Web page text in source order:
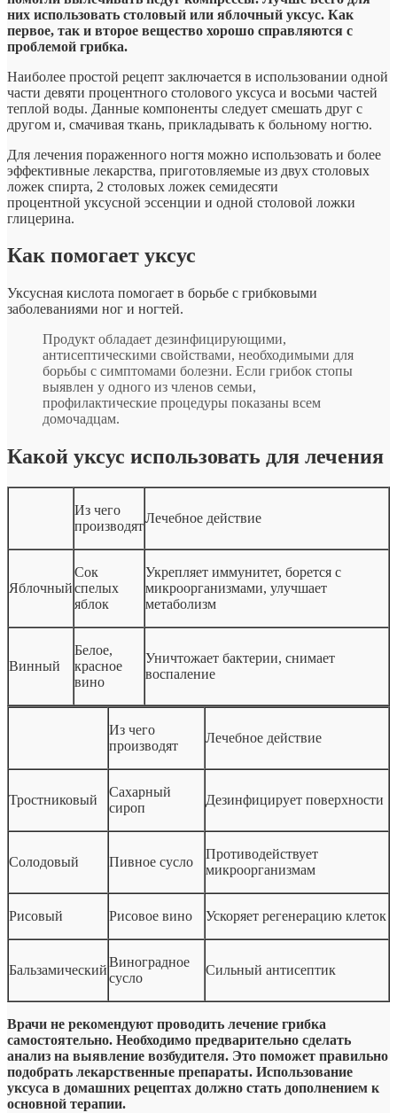
них использовать столовый или яблочный уксус. Как
первое, так и второе вещество хорошо справляются с
проблемой грибка.
Наиболее простой рецепт заключается в использовании одной
части девяти процентного столового уксуса и восьми частей
теплой воды. Данные компоненты следует смешать друг с
другом и, смачивая ткань, прикладывать к больному ногтю.
Для лечения пораженного ногтя можно использовать и более
эффективные лекарства, приготовляемые из двух столовых
ложек спирта, 2 столовых ложек семидесяти
процентной уксусной эссенции и одной столовой ложки
глицерина.
Как помогает уксус
Уксусная кислота помогает в борьбе с грибковыми
заболеваниями ног и ногтей.
Продукт обладает дезинфицирующими,
антисептическими свойствами, необходимыми для
борьбы с симптомами болезни. Если грибок стопы
выявлен у одного из членов семьи,
профилактические процедуры показаны всем
домочадцам.
Какой уксус использовать для лечения
Из чего
производят
Лечебное действие
Яблочный
Сок
спелых
яблок
Укрепляет иммунитет, борется с
микроорганизмами, улучшает
метаболизм
Винный
Белое,
красное
вино
Уничтожает бактерии, снимает
воспаление
Из чего
производят
Лечебное действие
Тростниковый
Сахарный
сироп
Дезинфицирует поверхности
Солодовый Пивное сусло
Противодействует
микроорганизмам
Рисовый Рисовое вино Ускоряет регенерацию клеток
Бальзамический
Виноградное
сусло
Сильный антисептик
Врачи не рекомендуют проводить лечение грибка
самостоятельно. Необходимо предварительно сделать
анализ на выявление возбудителя. Это поможет правильно
подобрать лекарственные препараты. Использование
уксуса в домашних рецептах должно стать дополнением к
основной терапии.